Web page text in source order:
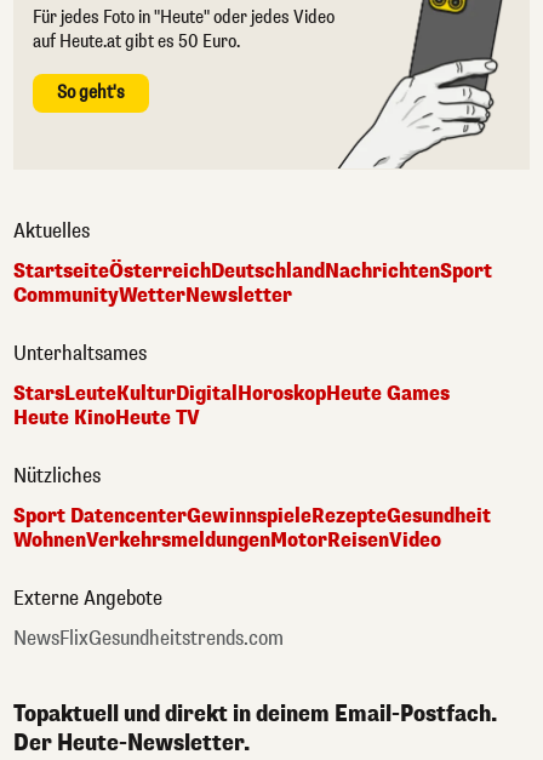
Für jedes Foto in "Heute" oder jedes Video
auf Heute.at gibt es 50 Euro.
So geht's
Aktuelles
StartseiteÖsterreichDeutschlandNachrichtenSport
CommunityWetterNewsletter
Unterhaltsames
StarsLeuteKulturDigital HoroskopHeute Games
Heute KinoHeute TV
Nützliches
Sport DatencenterGewinnspieleRezepteGesundheit
WohnenVerkehrsmeldungenMotorReisenVideo
Externe Angebote
NewsFlixGesundheitstrends.com
Topaktuell und direkt in deinem Email-Postfach.
Der Heute-Newsletter.